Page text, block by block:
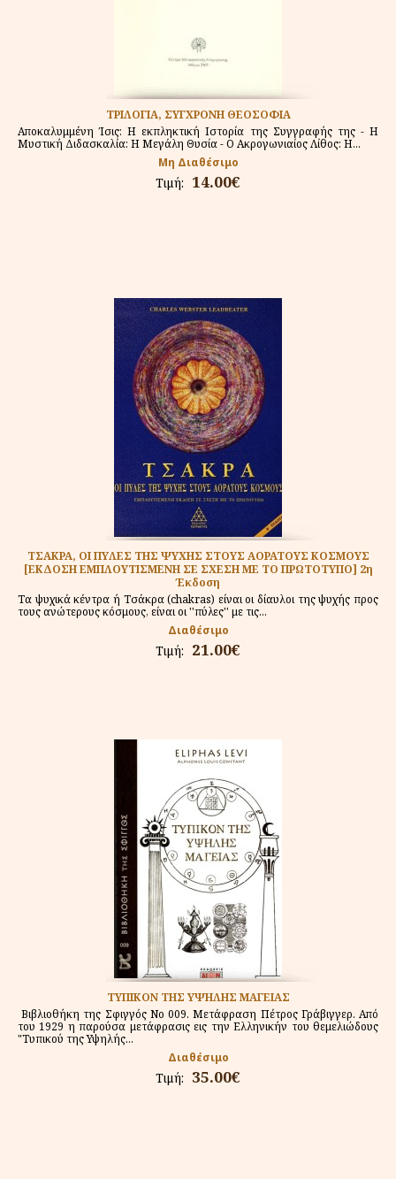
ΤΡΙΛΟΓΙΑ, ΣΥΓΧΡΟΝΗ ΘΕΟΣΟΦΙΑ
Αποκαλυμμένη Ίσις: Η εκπληκτική Ιστορία της Συγγραφής της - Η
Μυστική Διδασκαλία: Η Μεγάλη Θυσία - Ο Ακρογωνιαίος Λίθος: Η...
Μη Διαθέσιμο
Τιμή: 14.00€
ΤΣΑΚΡΑ, ΟΙ ΠΥΛΕΣ ΤΗΣ ΨΥΧΗΣ ΣΤΟΥΣ ΑΟΡΑΤΟΥΣ ΚΟΣΜΟΥΣ
[ΕΚΔΟΣΗ ΕΜΠΛΟΥΤΙΣΜΕΝΗ ΣΕ ΣΧΕΣΗ ΜΕ ΤΟ ΠΡΩΤΟΤΥΠΟ] 2η
Έκδοση
Τα ψυχικά κέντρα ή Τσάκρα (chakras) είναι οι δίαυλοι της ψυχής προς
τους ανώτερους κόσμους, είναι οι ''πύλες'' με τις...
Διαθέσιμο
Τιμή: 21.00€
ΤΥΠΙΚΟΝ ΤΗΣ ΥΨΗΛΗΣ ΜΑΓΕΙΑΣ
Βιβλιοθήκη της Σφιγγός Νο 009. Μετάφραση Πέτρος Γράβιγγερ. Από
του 1929 η παρούσα μετάφρασις εις την Ελληνικήν του θεμελιώδους
"Τυπικού της Υψηλής...
Διαθέσιμο
Τιμή: 35.00€